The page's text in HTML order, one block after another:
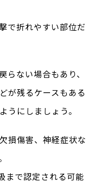
で折れやすい部位だ
らない場合もあり、
が残るケースもある
うにしましょう。
損傷害、神経症状な
まで認定される可能